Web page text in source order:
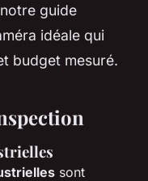
guide
idéale qui
budget mesuré.
sont